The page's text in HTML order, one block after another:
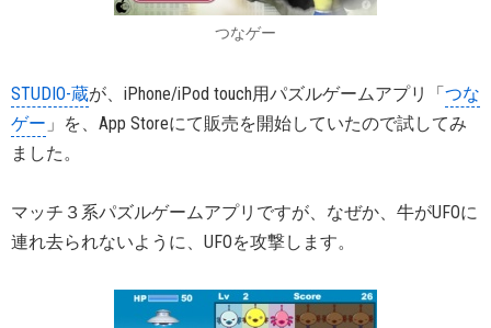
つなゲー
STUDIO-蔵が、iPhone/iPod touch用パズルゲームアプリ「つな
ゲー 」を、App Storeにて販売を開始していたので試してみ
ました。
マッチ３系パズルゲームアプリですが、なぜか、牛がUFOに
連れ去られないように、UFOを攻撃します。